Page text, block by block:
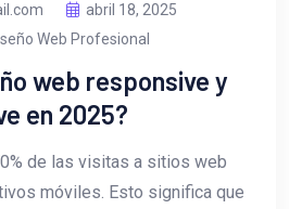
abril 18, 2025
Web Profesional
web responsive y
en 2025?
de las visitas a sitios web
móviles. Esto significa que